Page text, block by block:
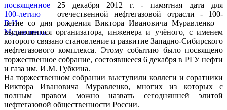
25 декабря 2012 г. - памятная дата для
отечественной нефтегазовой отрасли - 100-
летие со дня рождения Виктора Ивановича Муравленко –
выдающегося организатора, инженера и учёного, с именем
которого связано становление и развитие Западно-Сибирского
нефтегазового комплекса. Этому событию было посвящено
торжественное собрание, состоявшееся 6 декабря в РГУ нефти
и газа им. И.М. Губкина.
На торжественном собрании выступили коллеги и соратники
Виктора Ивановича Муравленко, многих из которых с
полным правом можно назвать сегодняшней элитой
нефтегазовой общественности России.